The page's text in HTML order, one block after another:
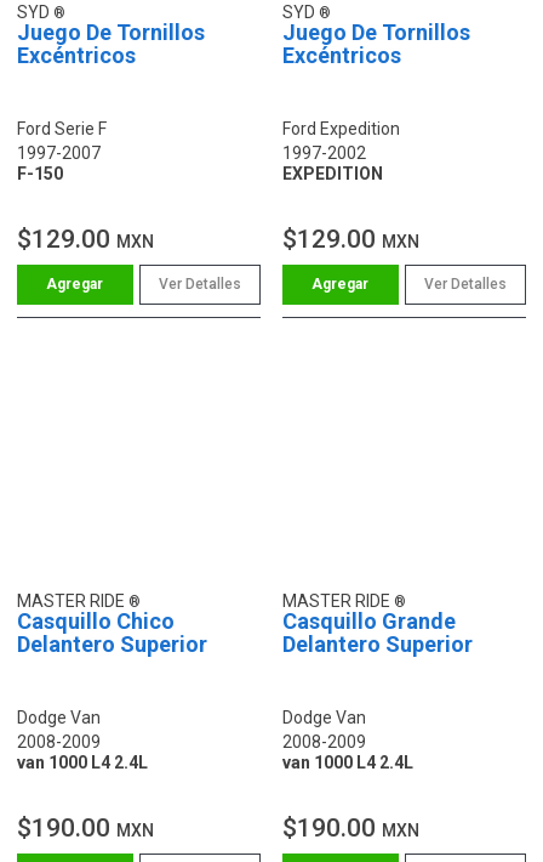
SYD
Juego De Tornillos
Excéntricos
Ford Serie F
1997-2007
F-150
$129.00 MXN
Ver Detalles
SYD
Juego De Tornillos
Excéntricos
Ford Expedition
1997-2002
EXPEDITION
$129.00 MXN
Ver Detalles
MASTER RIDE
Casquillo Chico
Delantero Superior
Dodge Van
2008-2009
van 1000 L4 2.4L
$190.00 MXN
MASTER RIDE
Casquillo Grande
Delantero Superior
Dodge Van
2008-2009
van 1000 L4 2.4L
$190.00 MXN